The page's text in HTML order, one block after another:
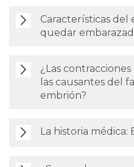
Características
quedar
¿Las
las causantes del
embrión?
La historia